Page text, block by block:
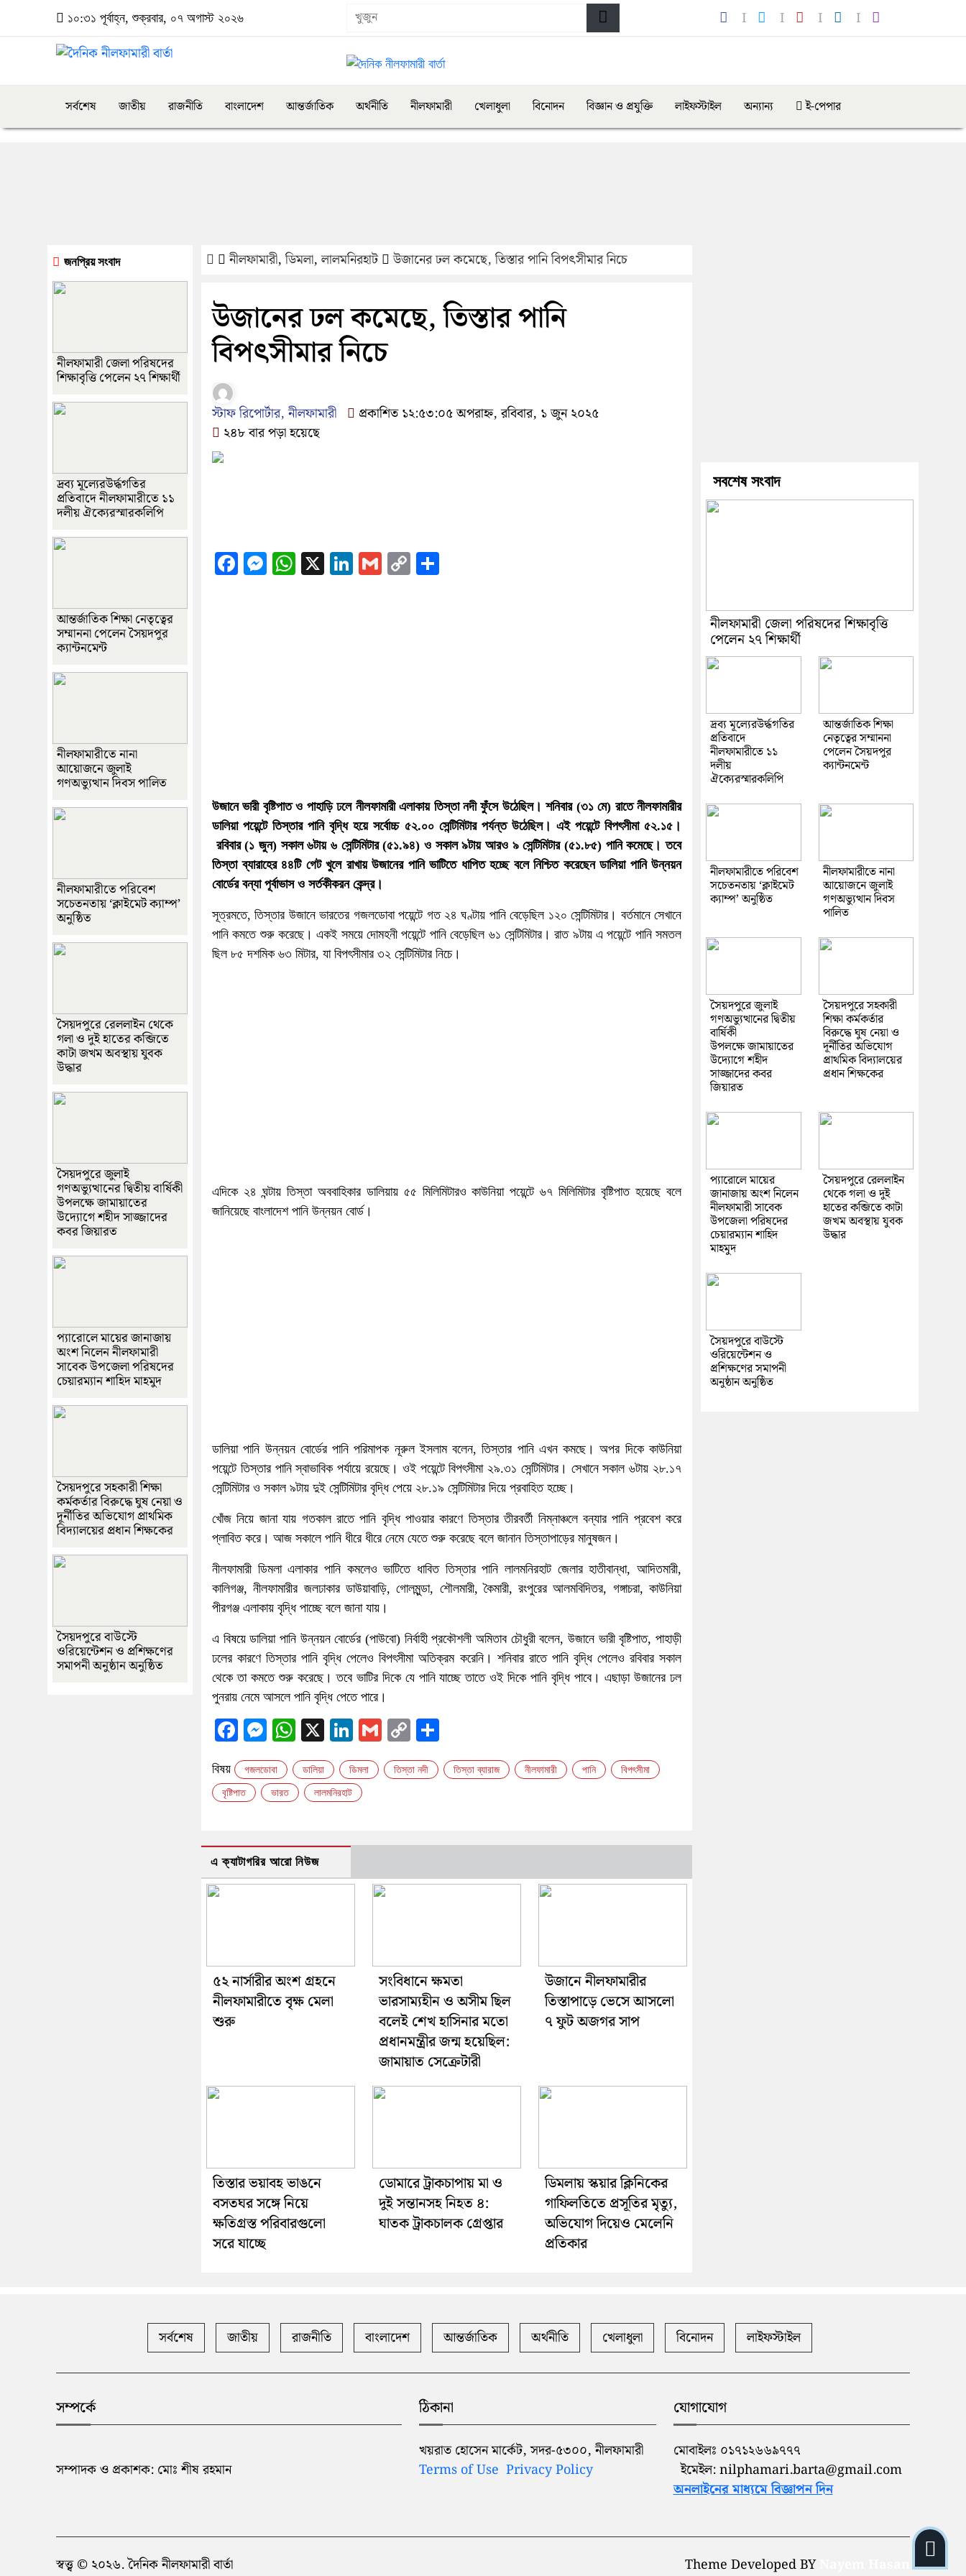
১০:৩১ পূর্বাহ্ন, শুক্রবার, ০৭ অগাস্ট ২০২৬
সর্বশেষ জাতীয় রাজনীতি বাংলাদেশ আন্তর্জাতিক অর্থনীতি নীলফামারী খেলাধুলা বিনোদন বিজ্ঞান ও প্রযুক্তি লাইফস্টাইল অন্যান্য ই-পেপার
নীলফামারী,ডিমলা,লালমনিরহাট উজানের ঢল কমেছে, তিস্তার পানি বিপৎসীমার নিচে
উজানের ঢল কমেছে, তিস্তার পানি
বিপৎসীমার নিচে
স্টাফ রিপোর্টার, নীলফামারী
প্রকাশিত ১২:৫৩:০৫ অপরাহ্ন, রবিবার, ১ জুন ২০২৫
২৪৮ বার পড়া হয়েছে
Facebook
Messenger
WhatsApp
X LinkedIn
GmailCopy
উজানে ভারী বৃষ্টিপাত ও পাহাড়ি ঢলে নীলফামারী এলাকায় তিস্তা নদী ফুঁসে উঠেছিল। শনিবার (৩১ মে) রাতে নীলফামারীর
ডালিয়া পয়েন্টে তিস্তার পানি বৃদ্ধি হয়ে সর্বোচ্চ ৫২.০০ সেন্টিমিটার পর্যন্ত উঠেছিল। এই পয়েন্টে বিপৎসীমা ৫২.১৫।
রবিবার (১ জুন) সকাল ৬টায় ৬ সেন্টিমিটার (৫১.৯৪) ও সকাল ৯টায় আরও ৯ সেন্টিমিটার (৫১.৮৫) পানি কমেছে। তবে
তিস্তা ব্যারাহের ৪৪টি গেট খুলে রাখায় উজানের পানি ভাটিতে ধাপিত হচ্ছে বলে নিশ্চিত করেছেন ডালিয়া পানি উন্নয়ন
বোর্ডের বন্যা পূর্বাভাস ও সর্তকীকরন কেন্দ্র।
সূত্রমতে, তিস্তার উজানে ভারতের গজলডোবা পয়েন্টে গত ২৪ ঘণ্টায় পানি বেড়েছিল ১২০ সেন্টিমিটার। বর্তমানে সেখানে
পানি কমতে শুরু করেছে। একই সময়ে দোমহনী পয়েন্টে পানি বেড়েছিল ৬১ সেন্টিমিটার। রাত ৯টায় এ পয়েন্টে পানি সমতল
ছিল ৮৫ দশমিক ৬৩ মিটার, যা বিপৎসীমার ৩২ সেন্টিমিটার নিচে।
এদিকে ২৪ ঘন্টায় তিস্তা অববাহিকার ডালিয়ায় ৫৫ মিলিমিটারও কাউনিয়া পয়েন্টে ৬৭ মিলিমিটার বৃষ্টিপাত হয়েছে বলে
জানিয়েছে বাংলাদেশ পানি উন্নয়ন বোর্ড।
ডালিয়া পানি উন্নয়ন বোর্ডের পানি পরিমাপক নূরুল ইসলাম বলেন, তিস্তার পানি এখন কমছে। অপর দিকে কাউনিয়া
পয়েন্টে তিস্তার পানি স্বাভাবিক পর্যায়ে রয়েছে। ওই পয়েন্টে বিপৎসীমা ২৯.৩১ সেন্টিমিটার। সেখানে সকাল ৬টায় ২৮.১৭
সেন্টিমিটার ও সকাল ৯টায় দুই সেন্টিমিটার বৃদ্ধি পেয়ে ২৮.১৯ সেন্টিমিটার দিয়ে প্রবাহিত হচ্ছে।
খোঁজ নিয়ে জানা যায় গতকাল রাতে পানি বৃদ্ধি পাওয়ার কারণে তিস্তার তীরবর্তী নিম্নাঞ্চলে বন্যার পানি প্রবেশ করে
প্লাবিত করে। আজ সকালে পানি ধীরে ধীরে নেমে যেতে শুরু করেছে বলে জানান তিস্তাপাড়ের মানুষজন।
নীলফামারী ডিমলা এলাকার পানি কমলেও ভাটিতে ধাবিত তিস্তার পানি লালমনিরহাট জেলার হাতীবান্ধা, আদিতমারী,
কালিগঞ্জ, নীলফামারীর জলঢাকার ডাউয়াবাড়ি, গোলমুন্ডা, শৌলমারী, কৈমারী, রংপুরের আলমবিদিতর, গঙ্গাচরা, কাউনিয়া
পীরগঞ্জ এলাকায় বৃদ্ধি পাচ্ছে বলে জানা যায়।
এ বিষয়ে ডালিয়া পানি উন্নয়ন বোর্ডের (পাউবো) নির্বাহী প্রকৌশলী অমিতাব চৌধুরী বলেন, উজানে ভারী বৃষ্টিপাত, পাহাড়ী
ঢলের কারণে তিস্তার পানি বৃদ্ধি পেলেও বিপৎসীমা অতিক্রম করেনি। শনিবার রাতে পানি বৃদ্ধি পেলেও রবিবার সকাল
থেকে তা কমতে শুরু করেছে। তবে ভাটির দিকে যে পানি যাচ্ছে তাতে ওই দিকে পানি বৃদ্ধি পাবে। এছাড়া উজানের ঢল
পুনরায় নেমে আসলে পানি বৃদ্ধি পেতে পারে।
Facebook
Messenger
WhatsApp
X LinkedIn
GmailCopy
বিষয় গজলডোবা ডালিয়া ডিমলা তিস্তা নদী তিস্তা ব্যারাজ নীলফামারী পানি বিপৎসীমা
বৃষ্টিপাত ভারত লালমনিরহাট
এ ক্যাটাগরির আরো নিউজ
৫২ নার্সারীর অংশ গ্রহনে
নীলফামারীতে বৃক্ষ মেলা
শুরু
সংবিধানে ক্ষমতা
ভারসাম্যহীন ও অসীম ছিল
বলেই শেখ হাসিনার মতো
প্রধানমন্ত্রীর জন্ম হয়েছিল:
জামায়াত সেক্রেটারী
উজানে নীলফামারীর
তিস্তাপাড়ে ভেসে আসলো
৭ ফুট অজগর সাপ
তিস্তার ভয়াবহ ভাঙনে
বসতঘর সঙ্গে নিয়ে
ক্ষতিগ্রস্ত পরিবারগুলো
সরে যাচ্ছে
ডোমারে ট্রাকচাপায় মা ও
দুই সন্তানসহ নিহত ৪:
ঘাতক ট্রাকচালক গ্রেপ্তার
ডিমলায় স্কয়ার ক্লিনিকের
গাফিলতিতে প্রসূতির মৃত্যু,
অভিযোগ দিয়েও মেলেনি
প্রতিকার
জনপ্রিয় সংবাদ
নীলফামারী জেলা পরিষদের
শিক্ষাবৃত্তি পেলেন ২৭ শিক্ষার্থী
দ্রব্য মূল্যেরউর্দ্ধগতির
প্রতিবাদে নীলফামারীতে ১১
দলীয় ঐক্যেরস্মারকলিপি
আন্তর্জাতিক শিক্ষা নেতৃত্বের
সম্মাননা পেলেন সৈয়দপুর
ক্যান্টনমেন্ট
নীলফামারীতে নানা
আয়োজনে জুলাই
গণঅভ্যুত্থান দিবস পালিত
নীলফামারীতে পরিবেশ
সচেতনতায় ‘ক্লাইমেট ক্যাম্প’
অনুষ্ঠিত
সৈয়দপুরে রেললাইন থেকে
গলা ও দুই হাতের কব্জিতে
কাটা জখম অবস্থায় যুবক
উদ্ধার
সৈয়দপুরে জুলাই
গণঅভ্যুত্থানের দ্বিতীয় বার্ষিকী
উপলক্ষে জামায়াতের
উদ্যোগে শহীদ সাজ্জাদের
কবর জিয়ারত
প্যারোলে মায়ের জানাজায়
অংশ নিলেন নীলফামারী
সাবেক উপজেলা পরিষদের
চেয়ারম্যান শাহিদ মাহমুদ
সৈয়দপুরে সহকারী শিক্ষা
কর্মকর্তার বিরুদ্ধে ঘুষ নেয়া ও
দূর্নীতির অভিযোগ প্রাথমিক
বিদ্যালয়ের প্রধান শিক্ষকের
সৈয়দপুরে বাউস্টে
ওরিয়েন্টেশন ও প্রশিক্ষণের
সমাপনী অনুষ্ঠান অনুষ্ঠিত
সবশেষ সংবাদ
নীলফামারী জেলা পরিষদের শিক্ষাবৃত্তি
পেলেন ২৭ শিক্ষার্থী
দ্রব্য মূল্যেরউর্দ্ধগতির
প্রতিবাদে
নীলফামারীতে ১১
দলীয়
ঐক্যেরস্মারকলিপি
আন্তর্জাতিক শিক্ষা
নেতৃত্বের সম্মাননা
পেলেন সৈয়দপুর
ক্যান্টনমেন্ট
নীলফামারীতে পরিবেশ
সচেতনতায় ‘ক্লাইমেট
ক্যাম্প’ অনুষ্ঠিত
নীলফামারীতে নানা
আয়োজনে জুলাই
গণঅভ্যুত্থান দিবস
পালিত
সৈয়দপুরে জুলাই
গণঅভ্যুত্থানের দ্বিতীয়
বার্ষিকী
উপলক্ষে জামায়াতের
উদ্যোগে শহীদ
সাজ্জাদের কবর
জিয়ারত
সৈয়দপুরে সহকারী
শিক্ষা কর্মকর্তার
বিরুদ্ধে ঘুষ নেয়া ও
দূর্নীতির অভিযোগ
প্রাথমিক বিদ্যালয়ের
প্রধান শিক্ষকের
প্যারোলে মায়ের
জানাজায় অংশ নিলেন
নীলফামারী সাবেক
উপজেলা পরিষদের
চেয়ারম্যান শাহিদ
মাহমুদ
সৈয়দপুরে রেললাইন
থেকে গলা ও দুই
হাতের কব্জিতে কাটা
জখম অবস্থায় যুবক
উদ্ধার
সৈয়দপুরে বাউস্টে
ওরিয়েন্টেশন ও
প্রশিক্ষণের সমাপনী
অনুষ্ঠান অনুষ্ঠিত
সর্বশেষ জাতীয় রাজনীতি বাংলাদেশ আন্তর্জাতিক অর্থনীতি খেলাধুলা বিনোদন লাইফস্টাইল
সম্পর্কে
সম্পাদক ও প্রকাশক: মোঃ শীষ রহমান
ঠিকানা
খয়রাত হোসেন মার্কেট, সদর-৫৩০০, নীলফামারী
Terms of Use Privacy Policy
যোগাযোগ
মোবাইলঃ ০১৭১২৬৬৯৭৭৭
ইমেইল: nilphamari.barta@gmail.com
অনলাইনের মাধ্যমে বিজ্ঞাপন দিন
স্বত্ত্ব © ২০২৬. দৈনিক নীলফামারী বার্তা Theme Developed BY